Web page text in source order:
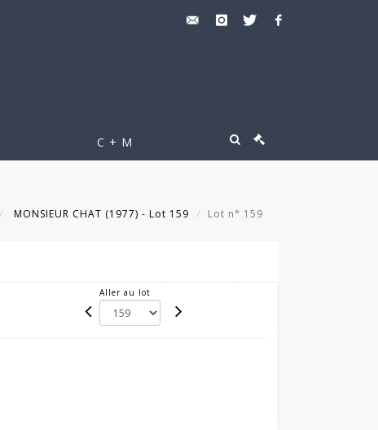
C + M
MONSIEUR CHAT (1977) - Lot 159 Lot n° 159
Aller au lot